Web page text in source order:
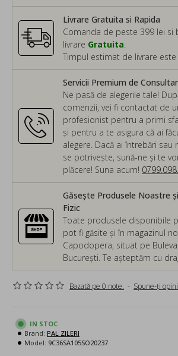
Servicii Premium de
Ne pasă de alegerile tale!
comenzii, vei fi contactat de
profesionist pentru a primi
și pentru a te asigura că ai
alegere. Dacă ai întrebări
se potrivește, sună-ne și te
plăcere! Suna acum!
Livrare Gratuita si Rapida
Comanda de peste 399 lei si
livrare Gratuita
Timpul estimat de livrare
Găsește Produsele Noastre
Fizic
Toate produsele disponibile
pot fi găsite și în magazinul
Capodopera, situat pe
București. Te așteptăm cu
Bazată pe 0 note. - Spune-ţi
IN STOC
Brand: PAL ZILERI
Model: 9C36SA105SO20237